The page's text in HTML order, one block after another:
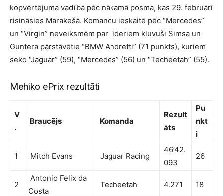
kopvērtējuma vadībā pēc nākamā posma, kas 29. februārī
risināsies Marakešā. Komandu ieskaitē pēc “Mercedes”
un “Virgin” neveiksmēm par līderiem kļuvuši Simsa un
Guntera pārstāvētie “BMW Andretti” (71 punkts), kuriem
seko “Jaguar” (59), “Mercedes” (56) un “Techeetah” (55).
Mehiko ePrix rezultāti
V
.
Braucējs Komanda
Rezult
āts
Pu
nkt
i
1 Mitch Evans Jaguar Racing
46’42.
093
26
2
Antonio Felix da
Costa
Techeetah 4.271 18